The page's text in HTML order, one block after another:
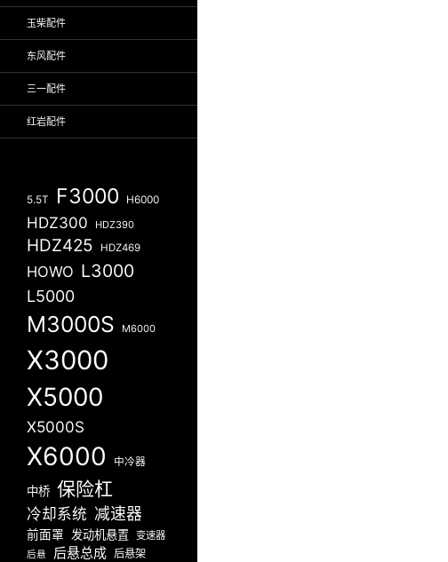
玉柴配件
东风配件
三一配件
红岩配件
5.5T F3000 H6000
HDZ300 HDZ390
HDZ425 HDZ469
HOWO L3000
L5000
M3000S M6000
X3000
X5000
X5000S
X6000 中冷器
中桥 保险杠
冷却系统 减速器
前面罩 发动机悬置 变速器
后悬 后悬总成 后悬架